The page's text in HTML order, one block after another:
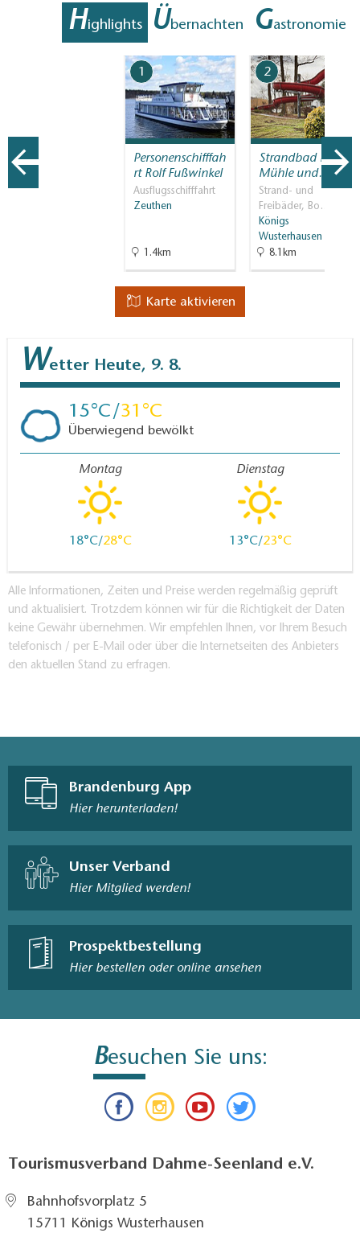
Highlights Übernachten Gastronomie
1
Personenschifffah
rt Rolf Fußwinkel
Ausflugsschifffahrt
Zeuthen
1.4km
2
Strandbad Neue
Mühle und…
Strand- und
Freibäder, Bo…
Königs
Wusterhausen
8.1km
Karte aktivieren
Wetter Heute, 9. 8.
15 31
Überwiegend bewölkt
Montag
18 28
Dienstag
13 23
Alle Informationen, Zeiten und Preise werden regelmäßig geprüft
und aktualisiert. Trotzdem können wir für die Richtigkeit der Daten
keine Gewähr übernehmen. Wir empfehlen Ihnen, vor Ihrem Besuch
telefonisch / per E-Mail oder über die Internetseiten des Anbieters
den aktuellen Stand zu erfragen.
Brandenburg App
Hier herunterladen!
Unser Verband
Hier Mitglied werden!
Prospektbestellung
Hier bestellen oder online ansehen
Besuchen Sie uns:
Tourismusverband Dahme-Seenland e.V.
Bahnhofsvorplatz 5​
15711 Königs Wusterhausen